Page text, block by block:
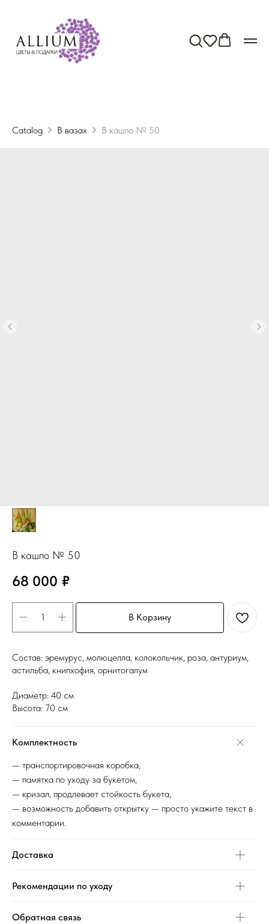
Catalog В вазах В кашпо № 50
В кашпо № 50
68 000 ₽
В Корзину
Состав: эремурус, молюцелла, колокольчик, роза, антуриум,
астильба, книпхофия, орнитогалум
Диаметр: 40 см
Высота: 70 см
Комплектность
— транспортировочная коробка,
— памятка по уходу за букетом,
— кризал, продлевает стойкость букета,
— возможность добавить открытку — просто укажите текст в
комментарии.
Доставка
Рекомендации по уходу
Обратная связь